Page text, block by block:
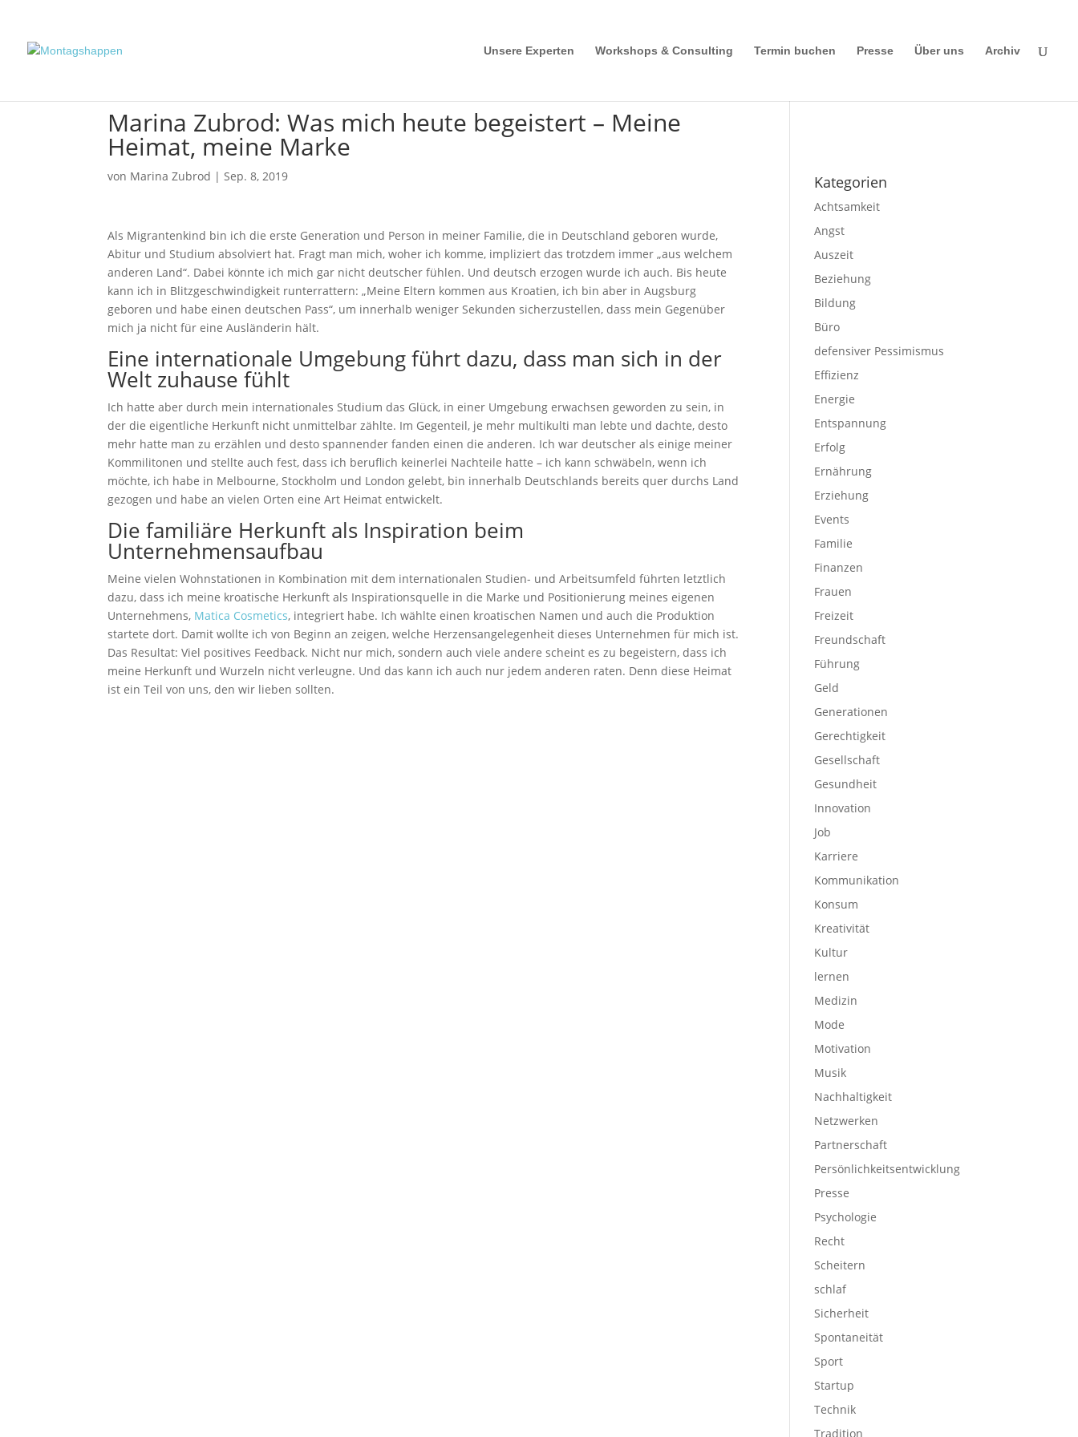
Unsere Experten Workshops & Consulting Termin buchen Presse Über uns Archiv
Marina Zubrod: Was mich heute begeistert – Meine
Heimat, meine Marke
von Marina Zubrod |Sep. 8, 2019
Als Migrantenkind bin ich die erste Generation und Person in meiner Familie, die in Deutschland geboren wurde,
Abitur und Studium absolviert hat. Fragt man mich, woher ich komme, impliziert das trotzdem immer „aus welchem
anderen Land“. Dabei könnte ich mich gar nicht deutscher fühlen. Und deutsch erzogen wurde ich auch. Bis heute
kann ich in Blitzgeschwindigkeit runterrattern: „Meine Eltern kommen aus Kroatien, ich bin aber in Augsburg
geboren und habe einen deutschen Pass“, um innerhalb weniger Sekunden sicherzustellen, dass mein Gegenüber
mich ja nicht für eine Ausländerin hält.
Eine internationale Umgebung führt dazu, dass man sich in der
Welt zuhause fühlt
Ich hatte aber durch mein internationales Studium das Glück, in einer Umgebung erwachsen geworden zu sein, in
der die eigentliche Herkunft nicht unmittelbar zählte. Im Gegenteil, je mehr multikulti man lebte und dachte, desto
mehr hatte man zu erzählen und desto spannender fanden einen die anderen. Ich war deutscher als einige meiner
Kommilitonen und stellte auch fest, dass ich beruflich keinerlei Nachteile hatte – ich kann schwäbeln, wenn ich
möchte, ich habe in Melbourne, Stockholm und London gelebt, bin innerhalb Deutschlands bereits quer durchs Land
gezogen und habe an vielen Orten eine Art Heimat entwickelt.
Die familiäre Herkunft als Inspiration beim
Unternehmensaufbau
Meine vielen Wohnstationen in Kombination mit dem internationalen Studien- und Arbeitsumfeld führten letztlich
dazu, dass ich meine kroatische Herkunft als Inspirationsquelle in die Marke und Positionierung meines eigenen
Unternehmens, Matica Cosmetics, integriert habe. Ich wählte einen kroatischen Namen und auch die Produktion
startete dort. Damit wollte ich von Beginn an zeigen, welche Herzensangelegenheit dieses Unternehmen für mich ist.
Das Resultat: Viel positives Feedback. Nicht nur mich, sondern auch viele andere scheint es zu begeistern, dass ich
meine Herkunft und Wurzeln nicht verleugne. Und das kann ich auch nur jedem anderen raten. Denn diese Heimat
ist ein Teil von uns, den wir lieben sollten.
Kategorien
Achtsamkeit
Angst
Auszeit
Beziehung
Bildung
Büro
defensiver Pessimismus
Effizienz
Energie
Entspannung
Erfolg
Ernährung
Erziehung
Events
Familie
Finanzen
Frauen
Freizeit
Freundschaft
Führung
Geld
Generationen
Gerechtigkeit
Gesellschaft
Gesundheit
Innovation
Job
Karriere
Kommunikation
Konsum
Kreativität
Kultur
lernen
Medizin
Mode
Motivation
Musik
Nachhaltigkeit
Netzwerken
Partnerschaft
Persönlichkeitsentwicklung
Presse
Psychologie
Recht
Scheitern
schlaf
Sicherheit
Spontaneität
Sport
Startup
Technik
Tradition